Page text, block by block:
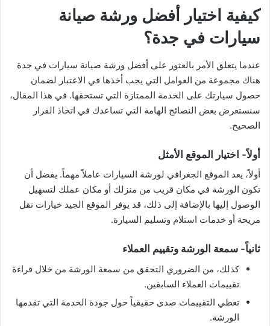
كيفية اختيار أفضل ورشة صيانة
سيارات في جدة؟
عندما يتعلق الأمر بالعثور على أفضل ورشة صيانة سيارات في جدة
هناك مجموعة من العوامل التي يجب أخذها في الاعتبار لضمان
حصول سيارتك على الخدمة الممتازة التي تستحقها. في هذا المقال،
سنستعرض بعض النصائح الهامة التي تساعدك في اتخاذ القرار
الصحيح.
أولاً- اختيار الموقع الأمثل
أولاً، يعد الموقع الجغرافي لورشة السيارات عاملاً مهماً. يفضل أن
تكون الورشة في مكان قريب من منزلك أو مكان عملك لتسهيل
الوصول إليها بالإضافة إلى ذلك، قد يوفر الموقع الجيد خيارات نقل
مريحة أو خدمات استلام وتسليم السيارة.
ثانياً- سمعة الورشة وتقييم العملاء
كذلك، من الضروري التحقق من سمعة الورشة من خلال قراءة
تقييمات العملاء السابقين.
تعطي التقييمات صدى حقيقياً حول جودة الخدمة التي تقدمها
الورشة.